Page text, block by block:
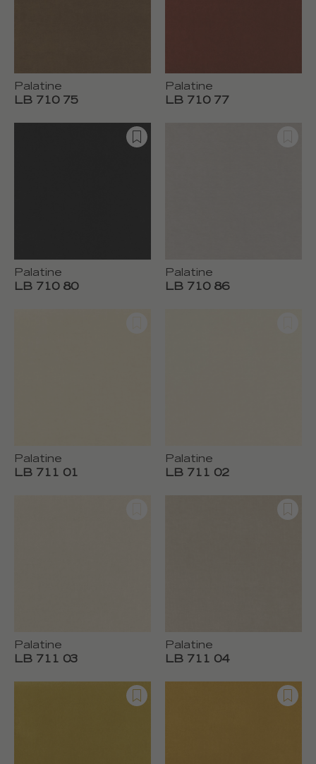
Palatine
LB 710 75
Palatine
LB 710 77
Palatine
LB 710 80
Palatine
LB 710 86
Palatine
LB 711 01
Palatine
LB 711 02
Palatine
LB 711 03
Palatine
LB 711 04